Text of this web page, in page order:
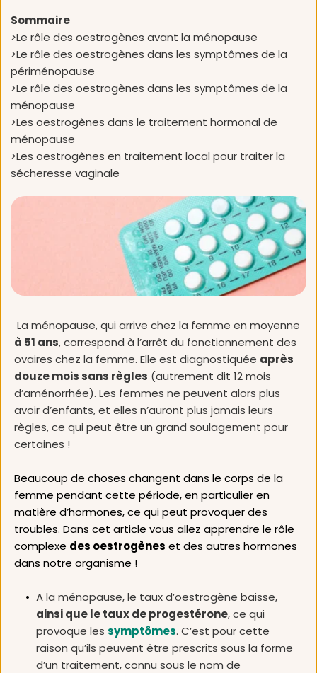
Sommaire
>Le rôle des oestrogènes avant la ménopause
>Le rôle des oestrogènes dans les symptômes de la
périménopause
>Le rôle des oestrogènes dans les symptômes de la
ménopause
>Les oestrogènes dans le traitement hormonal de
ménopause
>Les oestrogènes en traitement local pour traiter la
sécheresse vaginale
à 51 ans, correspond à l’arrêt du fonctionnement des
ovaires chez la femme. Elle est diagnostiquée après
douze mois sans règles (autrement dit 12 mois
d’aménorrhée). Les femmes ne peuvent alors plus
avoir d’enfants, et elles n’auront plus jamais leurs
règles, ce qui peut être un grand soulagement pour
certaines !
Beaucoup de choses changent dans le corps de la
femme pendant cette période, en particulier en
matière d’hormones, ce qui peut provoquer des
troubles. Dans cet article vous allez apprendre le rôle
complexe des oestrogènes et des autres hormones
dans notre organisme !
ainsi que le taux de progestérone, ce qui
provoque les symptômes. C’est pour cette
raison qu’ils peuvent être prescrits sous la forme
d’un traitement, connu sous le nom de